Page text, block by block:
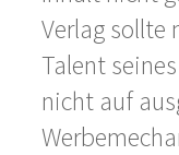
Verlag sollte
Talent
nicht auf